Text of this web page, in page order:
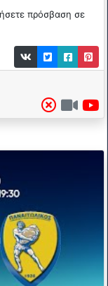
πρόσβαση σε